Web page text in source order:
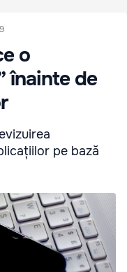
o
înainte de
pe bază